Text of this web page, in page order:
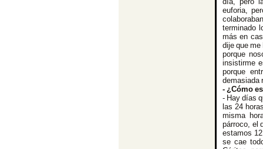
euforia,
terminado
más en
dije que me
porque
insistirme
porque
demasiada
- ¿Cómo
- Hay días
las 24
misma
párroco, el
estamos
se cae